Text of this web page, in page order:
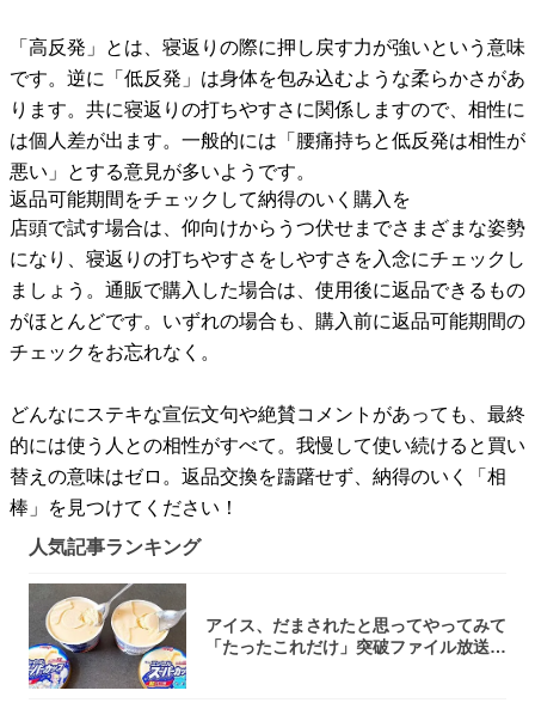
「高反発」とは、寝返りの際に押し戻す力が強いという意味
です。逆に「低反発」は身体を包み込むような柔らかさがあ
ります。共に寝返りの打ちやすさに関係しますので、相性に
は個人差が出ます。一般的には「腰痛持ちと低反発は相性が
悪い」とする意見が多いようです。
返品可能期間をチェックして納得のいく購入を
店頭で試す場合は、仰向けからうつ伏せまでさまざまな姿勢
になり、寝返りの打ちやすさをしやすさを入念にチェックし
ましょう。通販で購入した場合は、使用後に返品できるもの
がほとんどです。いずれの場合も、購入前に返品可能期間の
チェックをお忘れなく。
どんなにステキな宣伝文句や絶賛コメントがあっても、最終
的には使う人との相性がすべて。我慢して使い続けると買い
替えの意味はゼロ。返品交換を躊躇せず、納得のいく「相
棒」を見つけてください！
人気記事ランキング
アイス、だまされたと思ってやってみて
「たったこれだけ」突破ファイル放送で